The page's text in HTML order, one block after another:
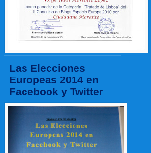
Las Elecciones
Europeas 2014 en
Facebook y Twitter